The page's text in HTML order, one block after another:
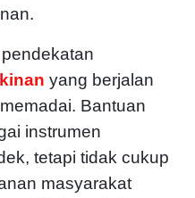
yang berjalan
Bantuan
instrumen
tetapi tidak cukup
masyarakat